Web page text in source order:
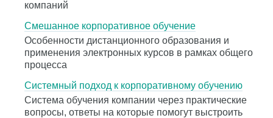
компаний
Смешанное корпоративное обучение
Особенности дистанционного образования и
применения электронных курсов в рамках общего
процесса
Системный подход к корпоративному обучению
Система обучения компании через практические
вопросы, ответы на которые помогут выстроить